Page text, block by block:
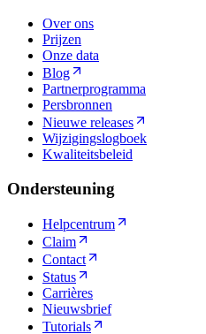
Over ons
Prijzen
Onze data
Blog
Partnerprogramma
Persbronnen
Nieuwe releases
Wijzigingslogboek
Kwaliteitsbeleid
Ondersteuning
Helpcentrum
Claim
Contact
Status
Carrières
Nieuwsbrief
Tutorials